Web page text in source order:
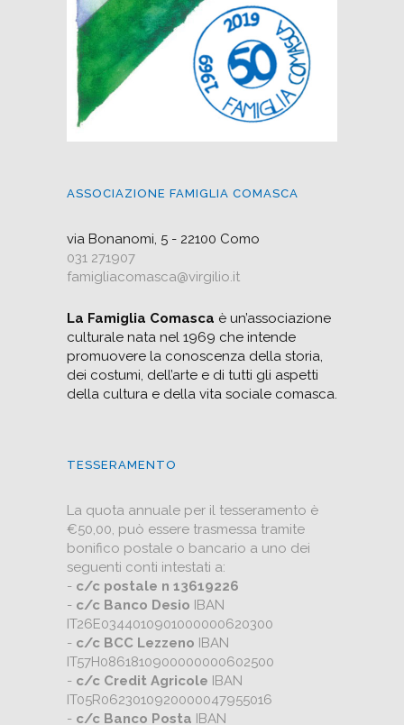
ASSOCIAZIONE FAMIGLIA COMASCA
via Bonanomi, 5 - 22100 Como
031 271907
famigliacomasca@virgilio.it
La Famiglia Comasca è un’associazione
culturale nata nel 1969 che intende
promuovere la conoscenza della storia,
dei costumi, dell’arte e di tutti gli aspetti
della cultura e della vita sociale comasca.
TESSERAMENTO
La quota annuale per il tesseramento è
€50,00, può essere trasmessa tramite
bonifico postale o bancario a uno dei
seguenti conti intestati a:
- c/c postale n 13619226
- c/c Banco Desio IBAN
IT26E0344010901000000620300
- c/c BCC Lezzeno IBAN
IT57H0861810900000000602500
- c/c Credit Agricole IBAN
IT05R0623010920000047955016
- c/c Banco Posta IBAN